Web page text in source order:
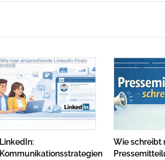
Wie man ansprechende LinkedIn-Posts
erstellt
LinkedIn:
Kommunikationsstrategien
Pressemitteilung
Aufbau & Tipps für
Wie schreibt